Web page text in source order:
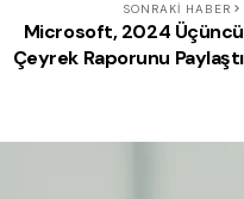
SONRAKI HABER
Microsoft, 2024 Üçüncü
Çeyrek Raporunu Paylaştı